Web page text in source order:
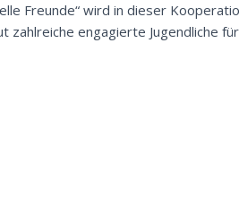
Freunde“ wird in dieser
engagierte Jugendliche